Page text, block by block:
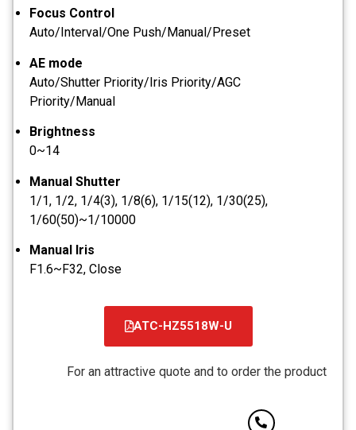
Focus Control
Auto/Interval/One Push/Manual/Preset
AE mode
Auto/Shutter Priority/Iris Priority/AGC
Priority/Manual
Brightness
0~14
Manual Shutter
1/1, 1/2, 1/4(3), 1/8(6), 1/15(12), 1/30(25),
1/60(50)~1/10000
Manual Iris
F1.6~F32, Close
ATC-HZ5518W-U
קובץ
PDF
For an attractive quote and to order the product